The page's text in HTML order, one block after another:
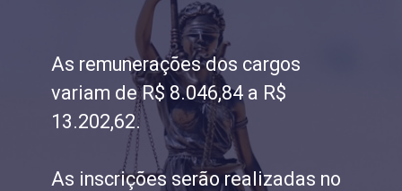
As remunerações dos cargos
variam de R$ 8.046,84 a R$
13.202,62.
As inscrições serão realizadas no